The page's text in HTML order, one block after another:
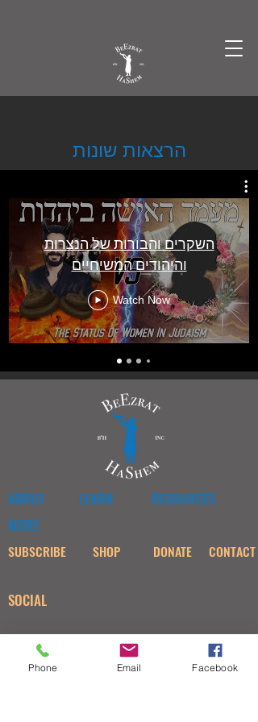
הרצאות שונות
השקרים והבורות של הנצרות
והיהודים המשיחיים
Watch Now
ABOUT LEARN
RESOURCES
MORE
DONATE
SHOP
SUBSCRIBE CONTACT
SOCIAL
Phone Email Facebook